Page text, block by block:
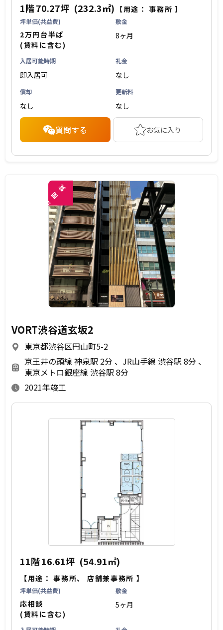
1階70.27坪 (232.3㎡) 【用途：事務所 】
坪単価(共益費)
2万円台半ば
(賃料に含む)
敷金
8ヶ月
入居可能時期
即入居可
礼金
なし
償却
なし
更新料
なし
質問する お気に入り
未
閲
覧
VORT渋谷道玄坂2
東京都渋谷区円山町5-2
京王井の頭線 神泉駅 2分
JR山手線 渋谷駅 8分
東京メトロ銀座線 渋谷駅 8分
2021年竣工
11階16.61坪 (54.91㎡)
【用途：事務所、 店舗兼事務所 】
坪単価(共益費)
応相談
(賃料に含む)
敷金
5ヶ月